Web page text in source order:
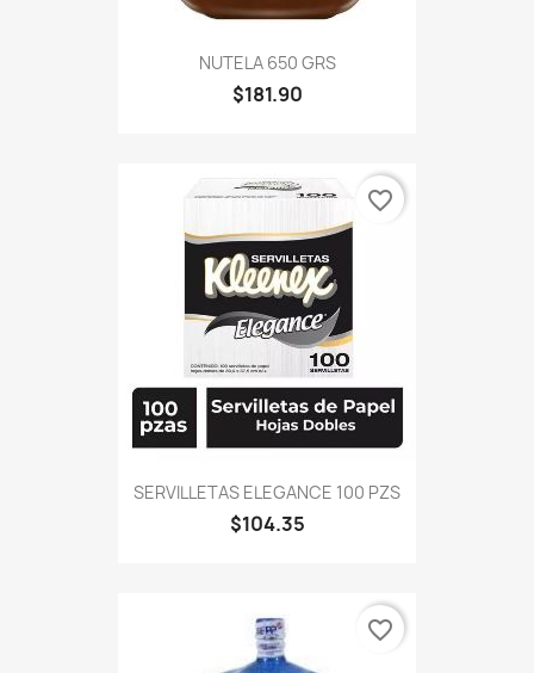
NUTELA 650 GRS
$181.90
SERVILLETAS ELEGANCE 100 PZS
$104.35
favorite_border
favorite_border